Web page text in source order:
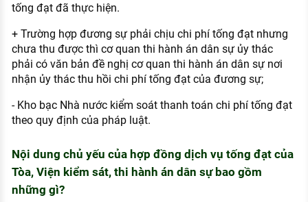
tống đạt đã thực hiện.
+ Trường hợp đương sự phải chịu chi phí tống đạt nhưng
chưa thu được thì cơ quan thi hành án dân sự ủy thác
phải có văn bản đề nghị cơ quan thi hành án dân sự nơi
nhận ủy thác thu hồi chi phí tống đạt của đương sự;
- Kho bạc Nhà nước kiểm soát thanh toán chi phí tống đạt
theo quy định của pháp luật.
Nội dung chủ yếu của hợp đồng dịch vụ tống đạt của
Tòa, Viện kiểm sát, thi hành án dân sự bao gồm
những gì?